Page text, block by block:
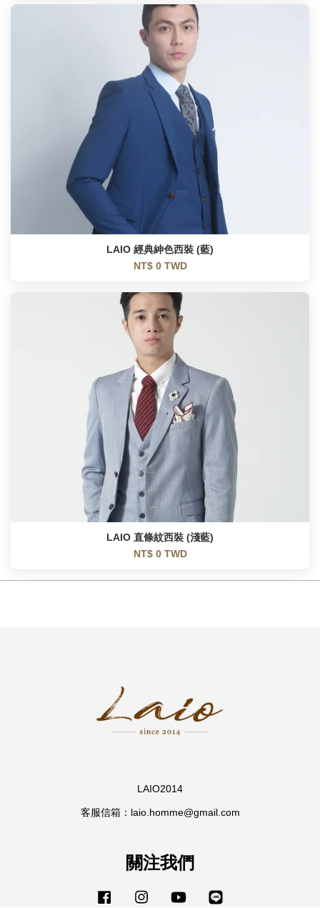
LAIO 經典紳色西裝 (藍)
NT$ 0 TWD
LAIO 直條紋西裝 (淺藍)
NT$ 0 TWD
LAIO2014
客服信箱：laio.homme@gmail.com
關注我們
Facebook Instagram YouTube